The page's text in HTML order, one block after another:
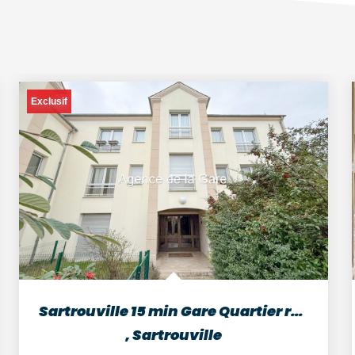
Exclusif
Sartrouville 15 min Gare Quartier recherché Appartement de...
,Sartrouville